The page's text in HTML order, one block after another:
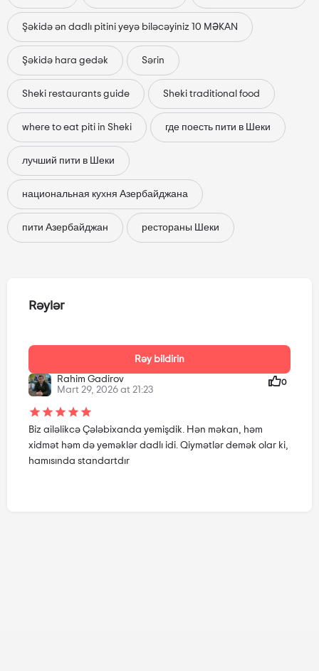
Şəkidə ən dadlı pitini yeyə biləcəyiniz 10 MƏKAN
Şəkidə hara gedək Sərin
Sheki restaurants guide Sheki traditional food
where to eat piti in Sheki где поесть пити в Шеки
лучший пити в Шеки
национальная кухня Азербайджана
пити Азербайджан рестораны Шеки
Rəylər
Rəy bildirin
Rahim Gadirov
Mart 29, 2026 at 21:23
Biz ailəlikcə Çələbixanda yemişdik. Hən məkan, həm
xidmət həm də yeməklər dadlı idi. Qiymətlər demək olar ki,
hamısında standartdır
0